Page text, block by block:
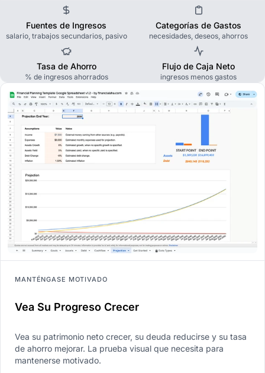
Fuentes de Ingresos
salario, trabajos secundarios, pasivo
Categorías de Gastos
necesidades, deseos, ahorros
Tasa de Ahorro
% de ingresos ahorrados
Flujo de Caja Neto
ingresos menos gastos
MANTÉNGASE MOTIVADO
Vea Su Progreso Crecer
Vea su patrimonio neto crecer, su deuda reducirse y su tasa
de ahorro mejorar. La prueba visual que necesita para
mantenerse motivado.